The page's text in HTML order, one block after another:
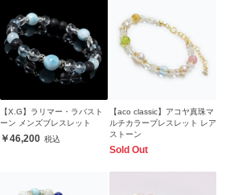
【X.G】ラリマー・ラバスト
ーン メンズブレスレット
46,200
【aco classic】アコヤ真珠マ
ルチカラーブレスレット レア
ストーン
Sold Out